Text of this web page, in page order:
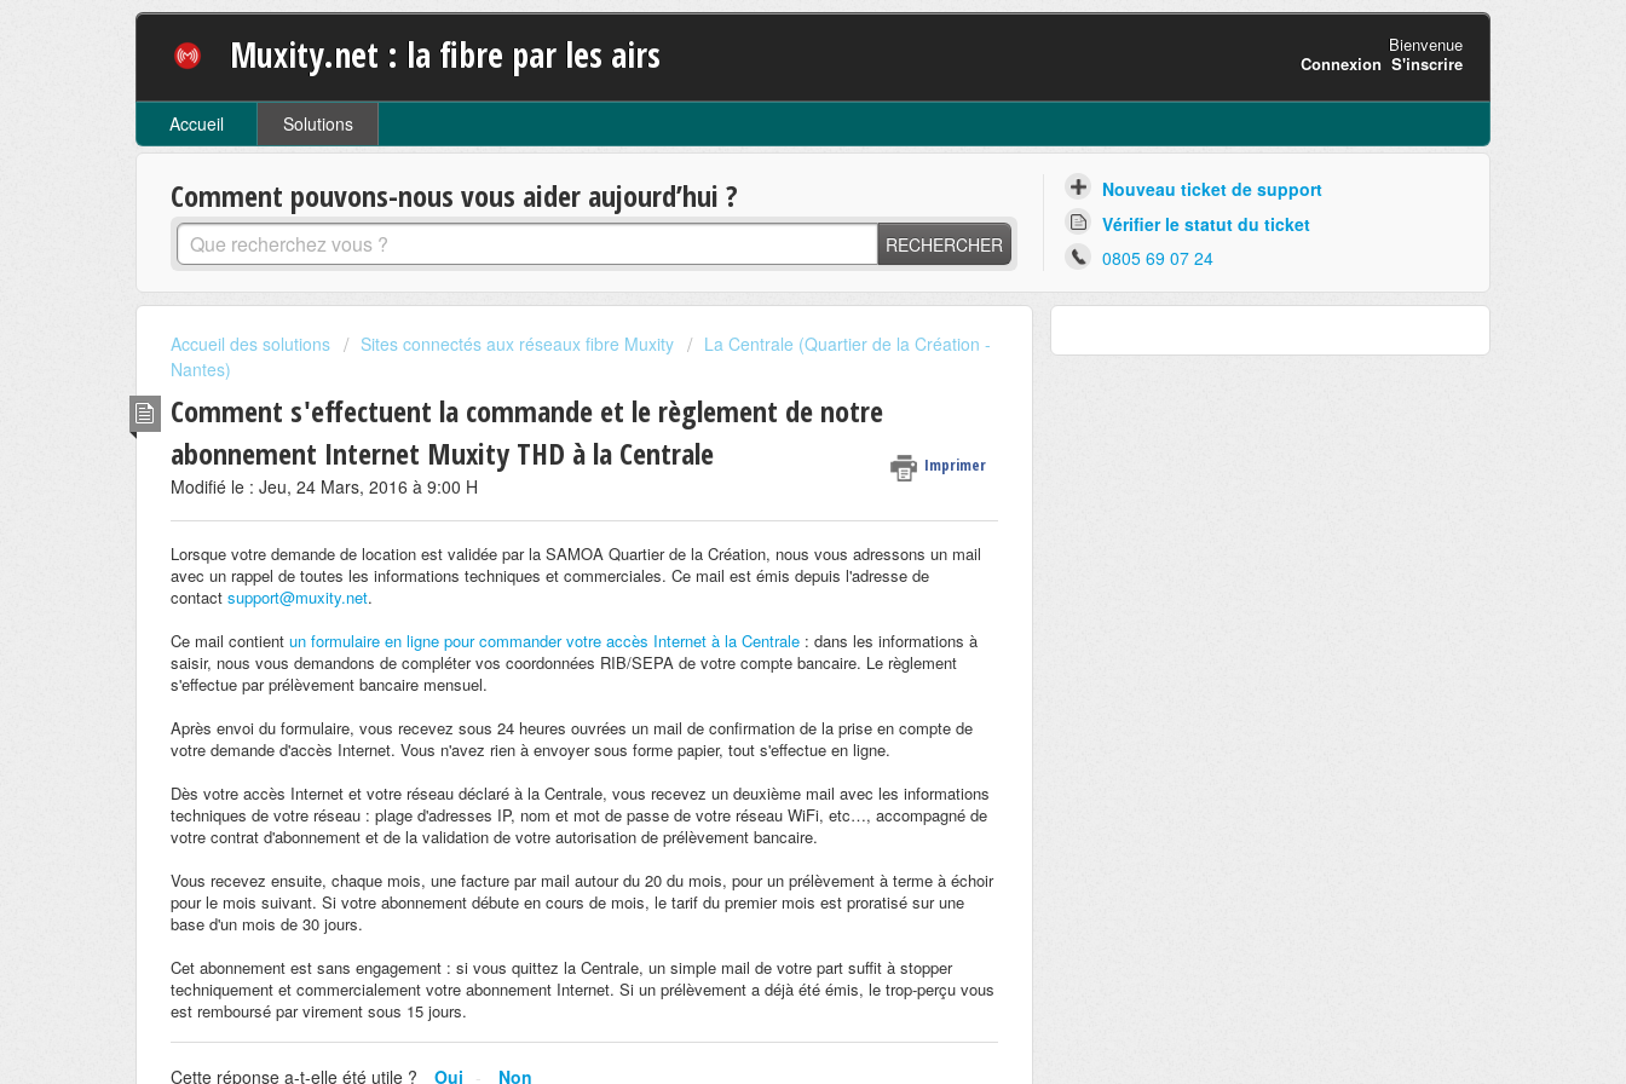
Muxity.net : la fibre par les airs
Bienvenue
Connexion S'inscrire
Accueil Solutions
Comment pouvons-nous vous aider aujourd’hui ?
RECHERCHER
Nouveau ticket de support
Vérifier le statut du ticket
0805 69 07 24
Accueil des solutions Sites connectés aux réseaux fibre Muxity
La Centrale (Quartier de la Création -
Nantes)
Comment s'effectuent la commande et le règlement de notre
abonnement Internet Muxity THD à la Centrale
Imprimer
Modifié le : Jeu, 24 Mars, 2016 à 9:00 H
Lorsque votre demande de location est validée par la SAMOA Quartier de la Création, nous vous adressons un mail
avec un rappel de toutes les informations techniques et commerciales. Ce mail est émis depuis l'adresse de
contact support@muxity.net.
Ce mail contient un formulaire en ligne pour commander votre accès Internet à la Centrale : dans les informations à
saisir, nous vous demandons de compléter vos coordonnées RIB/SEPA de votre compte bancaire. Le règlement
s'effectue par prélèvement bancaire mensuel.
Après envoi du formulaire, vous recevez sous 24 heures ouvrées un mail de confirmation de la prise en compte de
votre demande d'accès Internet. Vous n'avez rien à envoyer sous forme papier, tout s'effectue en ligne.
Dès votre accès Internet et votre réseau déclaré à la Centrale, vous recevez un deuxième mail avec les informations
techniques de votre réseau : plage d'adresses IP, nom et mot de passe de votre réseau WiFi, etc…, accompagné de
votre contrat d'abonnement et de la validation de votre autorisation de prélèvement bancaire.
Vous recevez ensuite, chaque mois, une facture par mail autour du 20 du mois, pour un prélèvement à terme à échoir
pour le mois suivant. Si votre abonnement débute en cours de mois, le tarif du premier mois est proratisé sur une
base d'un mois de 30 jours.
Cet abonnement est sans engagement : si vous quittez la Centrale, un simple mail de votre part suffit à stopper
techniquement et commercialement votre abonnement Internet. Si un prélèvement a déjà été émis, le trop-perçu vous
est remboursé par virement sous 15 jours.
Cette réponse a-t-elle été utile ? Oui Non